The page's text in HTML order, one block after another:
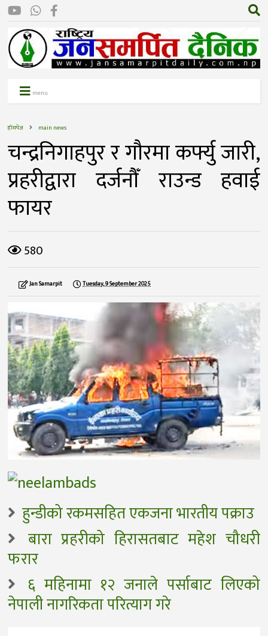
menu
होमपेज main news
चन्द्रनिगाहपुर र गाैरमा कर्फ्यु जारी,
प्रहरीद्वारा दर्जनौँ राउन्ड हवाई
फायर
580
Jan Samarpit Tuesday, 9 September 2025
हुन्डीको रकमसहित एकजना भारतीय पक्राउ
बारा प्रहरीको हिरासतबाट महेश चौधरी
फरार
६ महिनामा १२ जनाले पर्साबाट लिएको
नेपाली नागरिकता परित्याग गरे